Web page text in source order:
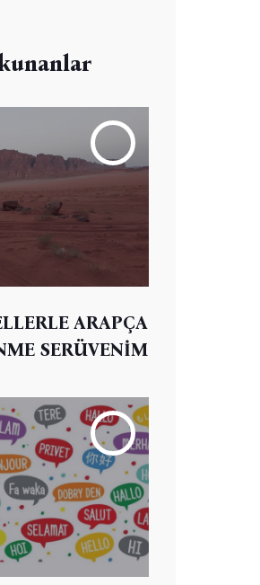
ARAPÇA
SERÜVENİM